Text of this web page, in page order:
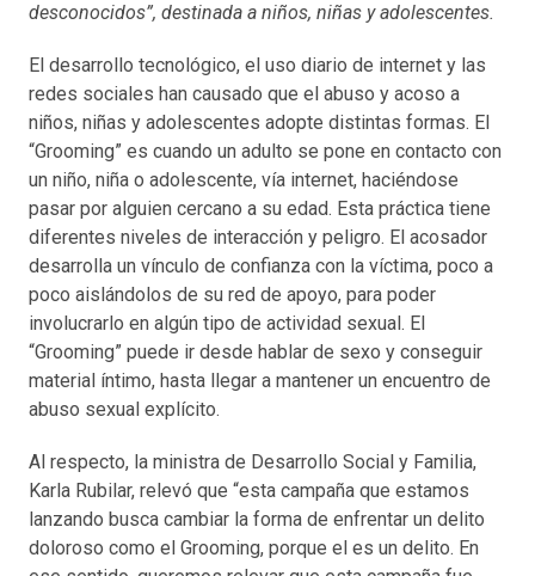
desconocidos”, destinada a niños, niñas y adolescentes.
El desarrollo tecnológico, el uso diario de internet y las
redes sociales han causado que el abuso y acoso a
niños, niñas y adolescentes adopte distintas formas. El
“Grooming” es cuando un adulto se pone en contacto con
un niño, niña o adolescente, vía internet, haciéndose
pasar por alguien cercano a su edad. Esta práctica tiene
diferentes niveles de interacción y peligro. El acosador
desarrolla un vínculo de confianza con la víctima, poco a
poco aislándolos de su red de apoyo, para poder
involucrarlo en algún tipo de actividad sexual. El
“Grooming” puede ir desde hablar de sexo y conseguir
material íntimo, hasta llegar a mantener un encuentro de
abuso sexual explícito.
Al respecto, la ministra de Desarrollo Social y Familia,
Karla Rubilar, relevó que “esta campaña que estamos
lanzando busca cambiar la forma de enfrentar un delito
doloroso como el Grooming, porque el es un delito. En